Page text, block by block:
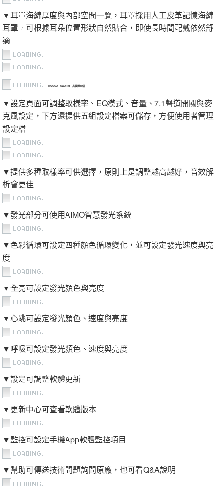
▼耳罩海綿厚度與內部空間一覽，耳罩採用人工皮革記憶海綿
耳罩，可根據耳朵位置形狀自然貼合，即使長時間配戴依然舒
適
ROCCAT SWARM工具軟體介紹
▼設定頁面可調整取樣率、EQ模式、音量、7.1聲道開關與麥
克風設定，下方還提供五組設定檔案可儲存，方便使用者管理
設定檔
▼提供多種取樣率可供選擇，原則上是調整越高越好，音效解
析會更佳
▼發光部分可使用AIMO智慧發光系統
▼色彩循環可設定四種顏色循環變化，並可設定發光速度與亮
度
▼全亮可設定發光顏色與亮度
▼心跳可設定發光顏色、速度與亮度
▼呼吸可設定發光顏色、速度與亮度
▼設定可調整軟體更新
▼更新中心可查看軟體版本
▼監控可設定手機App軟體監控項目
▼幫助可傳送技術問題詢問原廠，也可看Q&A說明